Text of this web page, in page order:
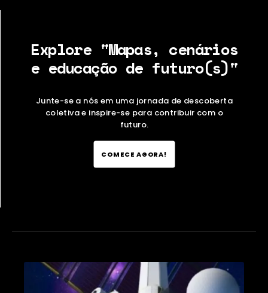
Explore "Mapas, cenários
e educação de futuro(s)"
Junte-se a nós em uma jornada de descoberta
coletiva e inspire-se para contribuir com o
futuro.
COMECE AGORA!